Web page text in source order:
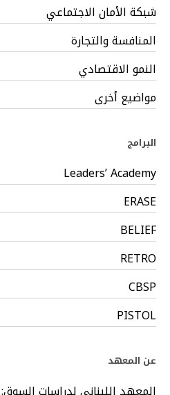
شبكة الأمان الاجتماعي
المنافسة والتجارة
النمو الاقتصادي
مواضيع أخرى
البرامج
Leaders’ Academy
ERASE
BELIEF
RETRO
CBSP
PISTOL
عن المعهد